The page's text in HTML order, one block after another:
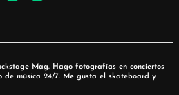
Mag. Hago fotografías en conciertos
de música 24/7. Me gusta el skateboard y